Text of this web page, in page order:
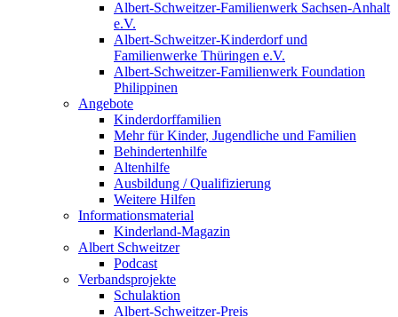
Albert-Schweitzer-Familienwerk Sachsen-Anhalt
e.V.
Albert-Schweitzer-Kinderdorf und
Familienwerke Thüringen e.V.
Albert-Schweitzer-Familienwerk Foundation
Philippinen
Angebote
Kinderdorffamilien
Mehr für Kinder, Jugendliche und Familien
Behindertenhilfe
Altenhilfe
Ausbildung / Qualifizierung
Weitere Hilfen
Informationsmaterial
Kinderland-Magazin
Albert Schweitzer
Podcast
Verbandsprojekte
Schulaktion
Albert-Schweitzer-Preis